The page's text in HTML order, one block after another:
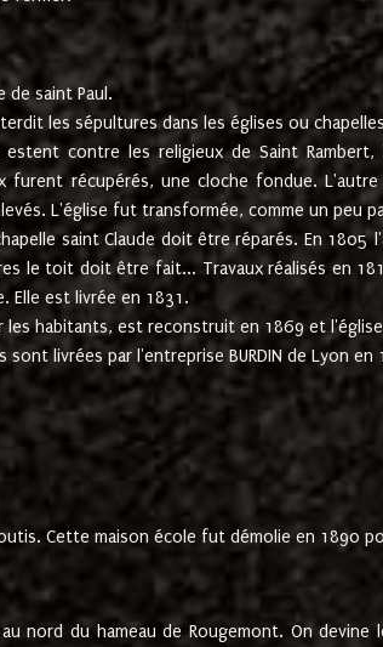
de saint Paul.
les sépultures dans les églises ou
estent contre les religieux de Saint
furent récupérés, une cloche fondue.
L'église fut transformée, comme un peu
saint Claude doit être réparés. En
le toit doit être fait... Travaux réalisés en
Elle est livrée en 1831.
les habitants, est reconstruit en 1869 et
sont livrées par l'entreprise BURDIN de Lyon en
Cette maison école fut démolie en 1890
nord du hameau de Rougemont. On devine